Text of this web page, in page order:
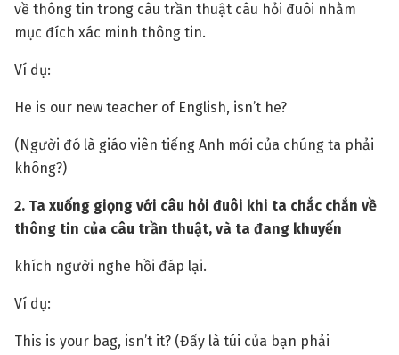
về thông tin trong câu trần thuật câu hỏi đuôi nhằm
mục đích xác minh thông tin.
Ví dụ:
He is our new teacher of English, isn’t he?
(Người đó là giáo viên tiếng Anh mới của chúng ta phải
không?)
2. Ta xuống giọng với câu hỏi đuôi khi ta chắc chắn về
thông tin của câu trần thuật, và ta đang khuyến
khích người nghe hồi đáp lại.
Ví dụ:
This is your bag, isn’t it? (Đấy là túi của bạn phải